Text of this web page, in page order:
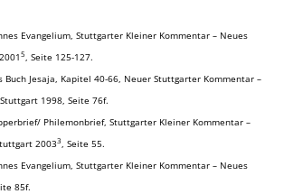
Evangelium, Stuttgarter Kleiner Kommentar – Neues
5, Seite 125-127.
Buch Jesaja, Kapitel 40-66, Neuer Stuttgarter Kommentar –
1998, Seite 76f.
Philemonbrief, Stuttgarter Kleiner Kommentar –
20033, Seite 55.
Evangelium, Stuttgarter Kleiner Kommentar – Neues
85f.